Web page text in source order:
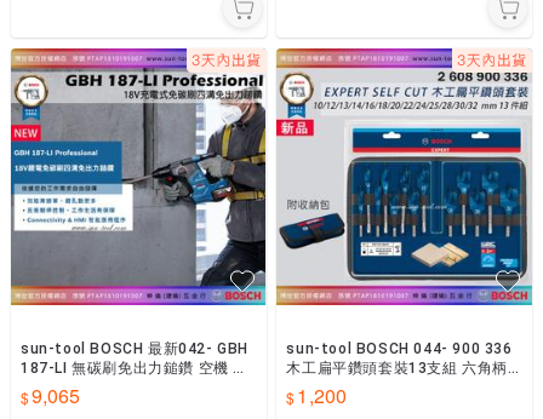
sun-tool BOSCH 最新042- GBH
187-LI 無碳刷免出力鎚鑽 空機 免
出力充電鎚鑽
9,065
sun-tool BOSCH 044- 900 336
木工扁平鑽頭套裝13支組 六角柄
扁鑽 木工鑽頭組
1,200